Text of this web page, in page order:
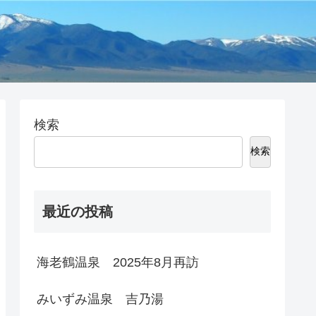
検索
検索
最近の投稿
海老鶴温泉 2025年8月再訪
みいずみ温泉 吉乃湯